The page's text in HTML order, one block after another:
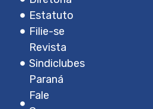
Estatuto
Filie-se
Revista
Sindiclubes
Paraná
Fale